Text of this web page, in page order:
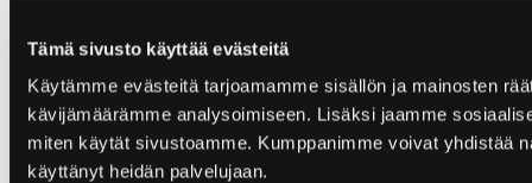
Tämä sivusto käyttää evästeitä
Käytämme evästeitä tarjoamamme sisällön ja mainosten
kävijämäärämme analysoimiseen. Lisäksi jaamme
miten käytät sivustoamme. Kumppanimme voivat yhdistää
käyttänyt heidän palvelujaan.